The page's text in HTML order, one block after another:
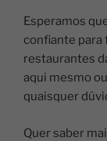
Esperamos
confiante para
restaurantes
aqui mesmo
quaisquer
Quer saber